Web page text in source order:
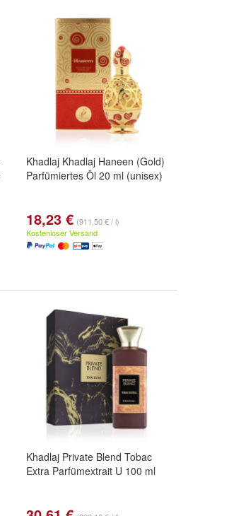
Khadlaj Khadlaj Haneen (Gold)
Parfümiertes Öl 20 ml (unisex)
18,23 € (911,50 € / l)
Kostenloser Versand
Khadlaj Private Blend Tobac
Extra Parfümextrait U 100 ml